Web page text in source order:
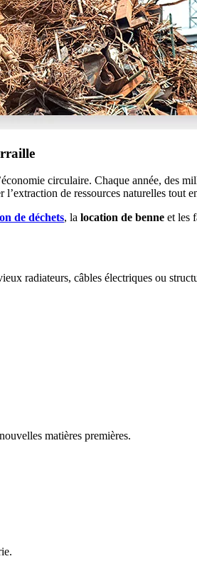
circulaire. Chaque année, des
de ressources naturelles tout
de déchets, la location de benne et les
radiateurs, câbles électriques ou
matières premières.